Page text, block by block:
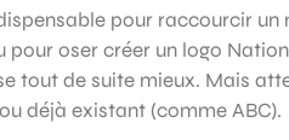
pour raccourcir
oser créer un logo
tout de suite mieux. Mais
déjà existant (comme ABC).